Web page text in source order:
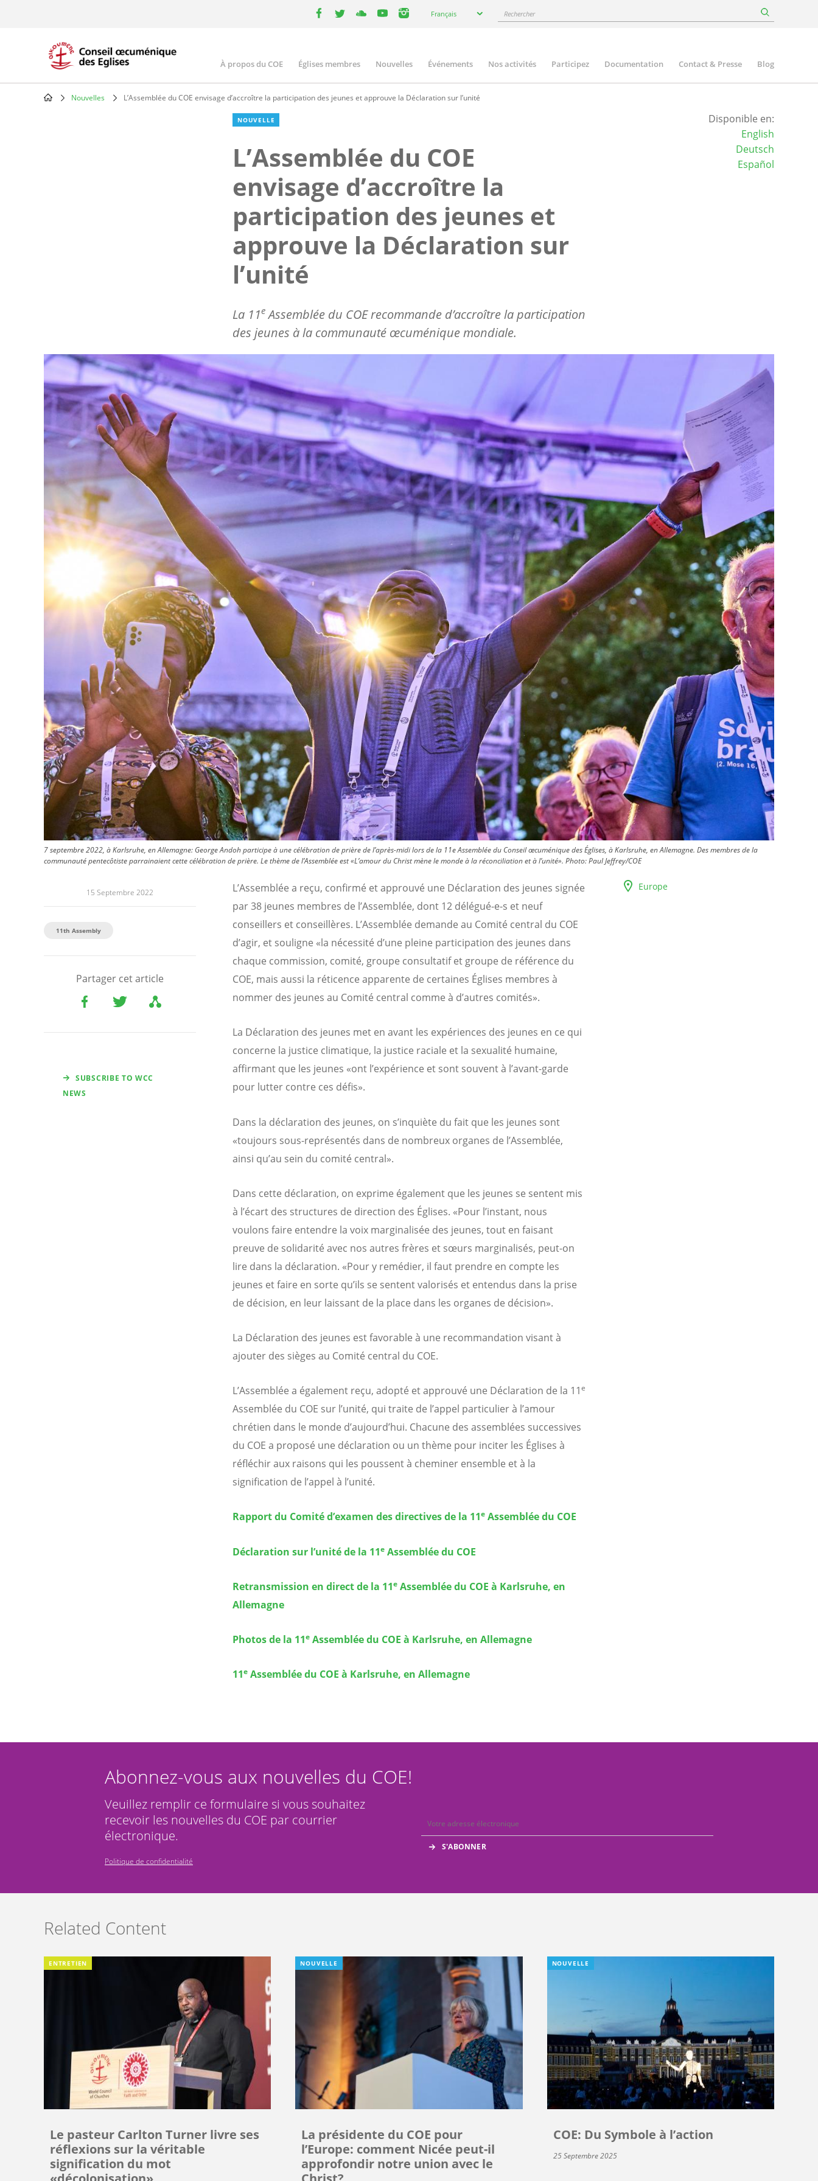
your
Français Rechercher
Main
navigation
À propos du COE Églises membres Nouvelles Événements Nos activités Participez Documentation Contact & Presse Blog
Nouvelles L’Assemblée du COE envisage d’accroître la participation des jeunes et approuve la Déclaration sur l’unité
NOUVELLE
L’Assemblée du COE
envisage d’accroître la
participation des jeunes et
approuve la Déclaration sur
l’unité
La 11e Assemblée du COE recommande d’accroître la participation
des jeunes à la communauté œcuménique mondiale.
Disponible en:
English
Deutsch
Español
Image
7 septembre 2022, à Karlsruhe, en Allemagne: George Andoh participe à une célébration de prière de l’après-midi lors de la 11e Assemblée du Conseil œcuménique des Églises, à Karlsruhe, en Allemagne. Des membres de la
communauté pentecôtiste parrainaient cette célébration de prière. Le thème de l’Assemblée est «L’amour du Christ mène le monde à la réconciliation et à l’unité». Photo:Paul Jeffrey/COE
15 Septembre 2022
11th Assembly
Partager cet article
SUBSCRIBE TO WCC
NEWS
Europe
L’Assemblée a reçu, confirmé et approuvé une Déclaration des jeunes signée
par 38 jeunes membres de l’Assemblée, dont 12 délégué-e-s et neuf
conseillers et conseillères. L’Assemblée demande au Comité central du COE
d’agir, et souligne «la nécessité d’une pleine participation des jeunes dans
chaque commission, comité, groupe consultatif et groupe de référence du
COE, mais aussi la réticence apparente de certaines Églises membres à
nommer des jeunes au Comité central comme à d’autres comités».
La Déclaration des jeunes met en avant les expériences des jeunes en ce qui
concerne la justice climatique, la justice raciale et la sexualité humaine,
affirmant que les jeunes «ont l’expérience et sont souvent à l’avant-garde
pour lutter contre ces défis».
Dans la déclaration des jeunes, on s’inquiète du fait que les jeunes sont
«toujours sous-représentés dans de nombreux organes de l’Assemblée,
ainsi qu’au sein du comité central».
Dans cette déclaration, on exprime également que les jeunes se sentent mis
à l’écart des structures de direction des Églises. «Pour l’instant, nous
voulons faire entendre la voix marginalisée des jeunes, tout en faisant
preuve de solidarité avec nos autres frères et sœurs marginalisés, peut-on
lire dans la déclaration. «Pour y remédier, il faut prendre en compte les
jeunes et faire en sorte qu’ils se sentent valorisés et entendus dans la prise
de décision, en leur laissant de la place dans les organes de décision».
La Déclaration des jeunes est favorable à une recommandation visant à
ajouter des sièges au Comité central du COE.
L’Assemblée a également reçu, adopté et approuvé une Déclaration de la 11e
Assemblée du COE sur l’unité, qui traite de l’appel particulier à l’amour
chrétien dans le monde d’aujourd’hui. Chacune des assemblées successives
du COE a proposé une déclaration ou un thème pour inciter les Églises à
réfléchir aux raisons qui les poussent à cheminer ensemble et à la
signification de l’appel à l’unité.
Rapport du Comité d’examen des directives de la 11e Assemblée du COE
Déclaration sur l’unité de la 11e Assemblée du COE
Retransmission en direct de la 11e Assemblée du COE à Karlsruhe, en
Allemagne
Photos de la 11e Assemblée du COE à Karlsruhe, en Allemagne
11e Assemblée du COE à Karlsruhe, en Allemagne
Abonnez-vous aux nouvelles du COE!
Veuillez remplir ce formulaire si vous souhaitez
recevoir les nouvelles du COE par courrier
électronique.
Politique de confidentialité
Related Content
ENTRETIEN
Le pasteur Carlton Turner livre ses
réflexions sur la véritable
signification du mot
NOUVELLE
La présidente du COE pour
l’Europe: comment Nicée peut-il
approfondir notre union avec le
NOUVELLE
COE: Du Symbole à l’action
25 Septembre 2025